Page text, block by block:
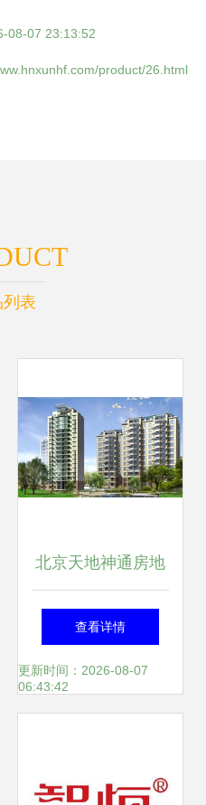
08-07 23:13:52
product/26.html
列表
北京天地神通房地
产经纪 网邻通赋
能，开启智慧房产
查看详情
更新时间：2026-08-07
06:43:42